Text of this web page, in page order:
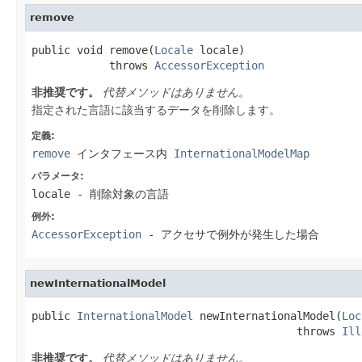
remove
public void remove(Locale locale)
            throws
AccessorException
非推奨です。
代替メソッドはありません。
指定された言語に該当するデータを削除します。
定義:
remove インタフェース内 InternationalModelMap
パラメータ:
locale - 削除対象の言語
例外:
AccessorException - アクセサで例外が発生した場合
newInternationalModel
public InternationalModel newInternationalModel(
                                         throws
非推奨です。 代替メソッドはありません。